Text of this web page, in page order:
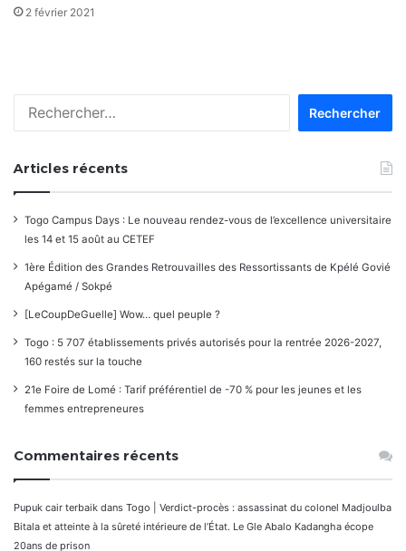
2 février 2021
Articles récents
Togo Campus Days : Le nouveau rendez-vous de l’excellence universitaire
les 14 et 15 août au CETEF
1ère Édition des Grandes Retrouvailles des Ressortissants de Kpélé Govié
Apégamé / Sokpé
[LeCoupDeGuelle] Wow… quel peuple ?
Togo : 5 707 établissements privés autorisés pour la rentrée 2026-2027,
160 restés sur la touche
21e Foire de Lomé : Tarif préférentiel de -70 % pour les jeunes et les
femmes entrepreneures
Commentaires récents
Pupuk cair terbaik dans Togo | Verdict-procès : assassinat du colonel Madjoulba
Bitala et atteinte à la sûreté intérieure de l’État. Le Gle Abalo Kadangha écope
20ans de prison